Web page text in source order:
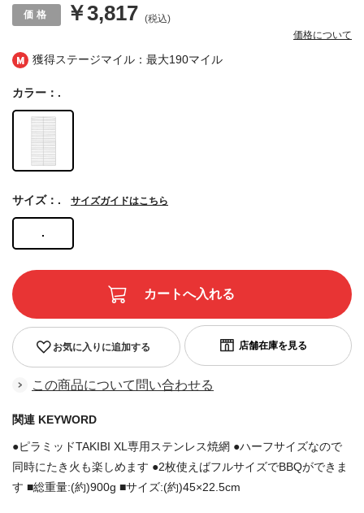
獲得ステージマイル：最大190マイル
￥3,817 (税込)
価格について
カラー：.
.
サイズ：. サイズガイドはこちら
お気に入りに追加する
この商品について問い合わせる
関連 KEYWORD
●ピラミッドTAKIBI XL専用ステンレス焼網 ●ハーフサイズなので
同時にたき火も楽しめます ●2枚使えばフルサイズでBBQができま
す ■総重量:(約)900g ■サイズ:(約)45×22.5cm